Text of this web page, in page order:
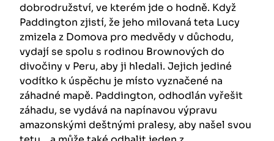
dobrodružství, ve kterém jde o hodně. Když
Paddington zjistí, že jeho milovaná teta Lucy
zmizela z Domova pro medvědy v důchodu,
vydají se spolu s rodinou Brownových do
divočiny v Peru, aby ji hledali. Jejich jediné
vodítko k úspěchu je místo vyznačené na
záhadné mapě. Paddington, odhodlán vyřešit
záhadu, se vydává na napínavou výpravu
amazonskými deštnými pralesy, aby našel svou